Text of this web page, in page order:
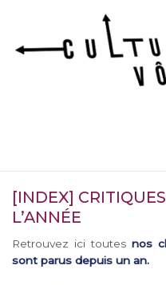
contenu
[INDEX]
L’ANNÉE
Retrouvez ici toutes nos
sont parus depuis un an.